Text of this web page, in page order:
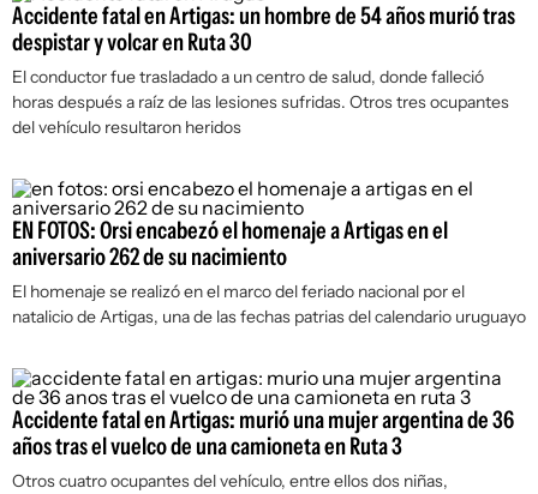
Accidente fatal en Artigas: un hombre de 54 años murió tras
despistar y volcar en Ruta 30
El conductor fue trasladado a un centro de salud, donde falleció
horas después a raíz de las lesiones sufridas. Otros tres ocupantes
del vehículo resultaron heridos
EN FOTOS: Orsi encabezó el homenaje a Artigas en el
aniversario 262 de su nacimiento
El homenaje se realizó en el marco del feriado nacional por el
natalicio de Artigas, una de las fechas patrias del calendario uruguayo
Accidente fatal en Artigas: murió una mujer argentina de 36
años tras el vuelco de una camioneta en Ruta 3
Otros cuatro ocupantes del vehículo, entre ellos dos niñas,